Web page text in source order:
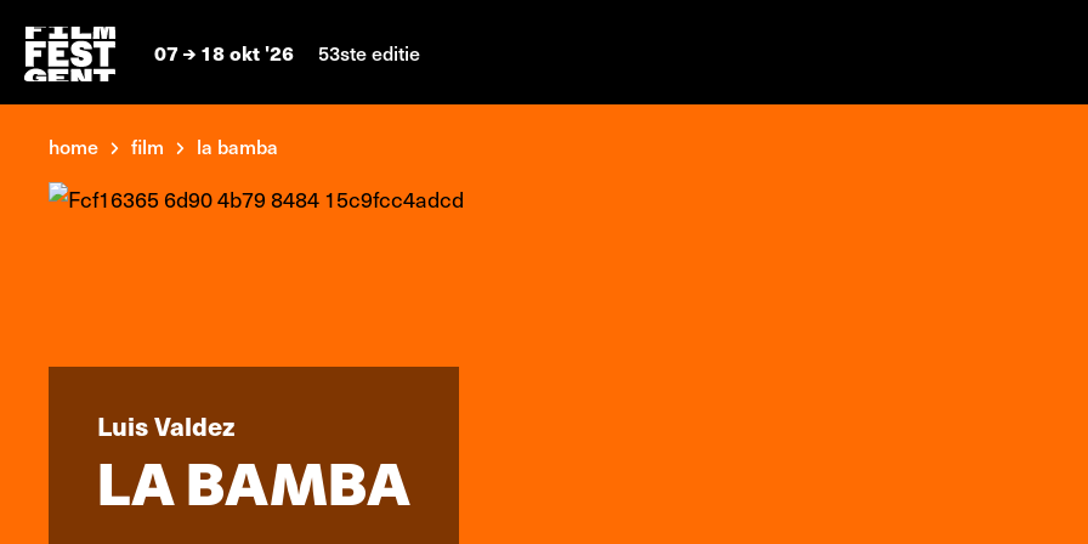
07 18 okt '26 53ste editie
home film la bamba
Luis Valdez
LA BAMBA